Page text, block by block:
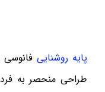
پایه روشناییفانوسی
طراحی منحصر به